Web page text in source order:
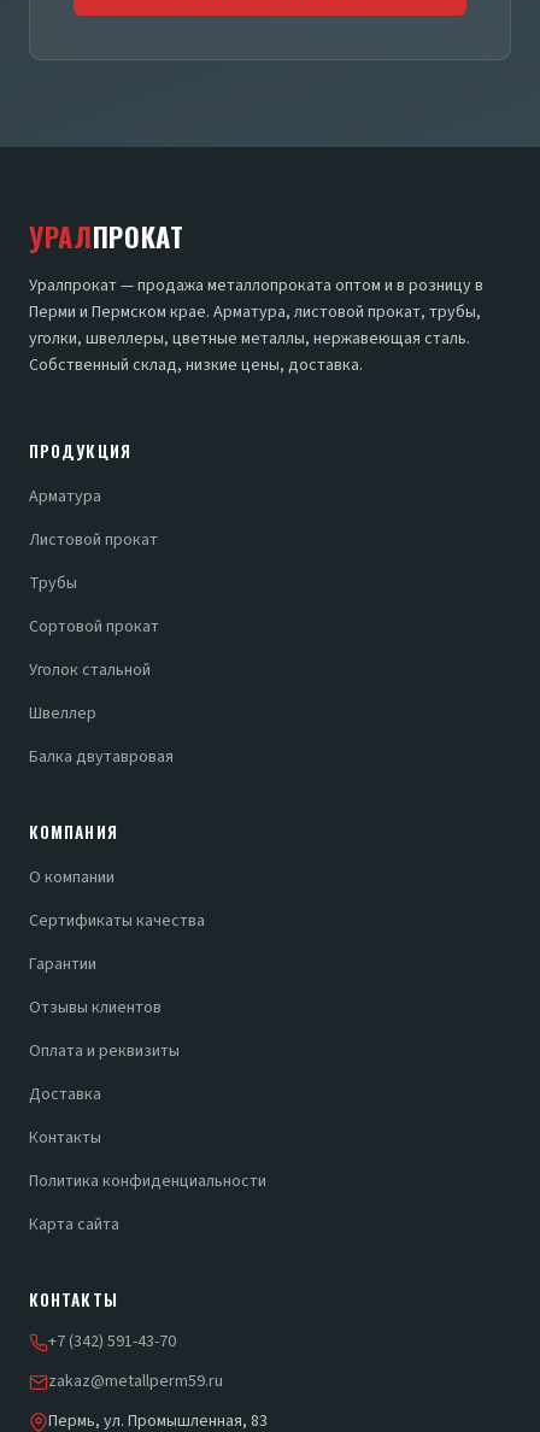
УРАЛПРОКАТ
Уралпрокат — продажа металлопроката оптом и в розницу в
Перми и Пермском крае. Арматура, листовой прокат, трубы,
уголки, швеллеры, цветные металлы, нержавеющая сталь.
Собственный склад, низкие цены, доставка.
ПРОДУКЦИЯ
Арматура
Листовой прокат
Трубы
Сортовой прокат
Уголок стальной
Швеллер
Балка двутавровая
КОМПАНИЯ
О компании
Сертификаты качества
Гарантии
Отзывы клиентов
Оплата и реквизиты
Доставка
Контакты
Политика конфиденциальности
Карта сайта
КОНТАКТЫ
+7 (342) 591-43-70
zakaz@metallperm59.ru
Пермь, ул. Промышленная, 83